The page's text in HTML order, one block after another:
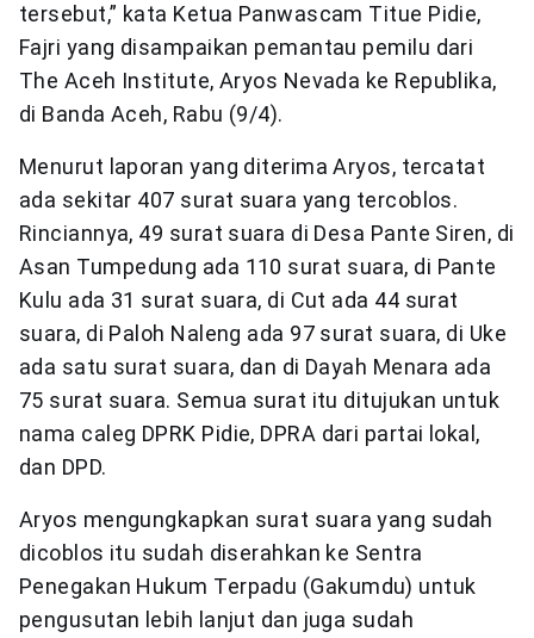
tersebut,” kata Ketua Panwascam Titue Pidie,
Fajri yang disampaikan pemantau pemilu dari
The Aceh Institute, Aryos Nevada ke Republika,
di Banda Aceh, Rabu (9/4).
Menurut laporan yang diterima Aryos, tercatat
ada sekitar 407 surat suara yang tercoblos.
Rinciannya, 49 surat suara di Desa Pante Siren, di
Asan Tumpedung ada 110 surat suara, di Pante
Kulu ada 31 surat suara, di Cut ada 44 surat
suara, di Paloh Naleng ada 97 surat suara, di Uke
ada satu surat suara, dan di Dayah Menara ada
75 surat suara. Semua surat itu ditujukan untuk
nama caleg DPRK Pidie, DPRA dari partai lokal,
dan DPD.
Aryos mengungkapkan surat suara yang sudah
dicoblos itu sudah diserahkan ke Sentra
Penegakan Hukum Terpadu (Gakumdu) untuk
pengusutan lebih lanjut dan juga sudah